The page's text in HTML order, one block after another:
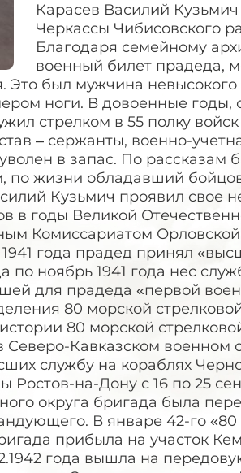
Карасев Василий Кузьмич
Черкассы Чибисовского
Благодаря семейному
военный билет прадеда,
Это был мужчина невысокого
ноги. В довоенные годы, с
стрелком в 55 полку
– сержанты, военно-
в запас. По
по жизни обладавший
Кузьмич проявил свое
в годы Великой
Комиссариатом Орловской
года прадед принял
по ноябрь 1941 года нес
для прадеда «первой
80 морской
80 морской
Кавказском военном
службу на кораблях
на-Дону с 16 по 25
округа бригада была
В январе 42-го
прибыла на участок
года вышла на